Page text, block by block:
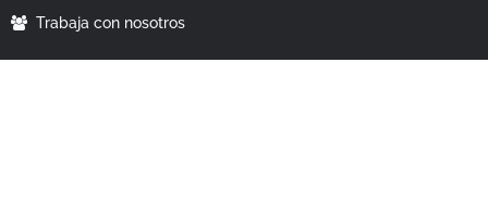
Trabaja con nosotros